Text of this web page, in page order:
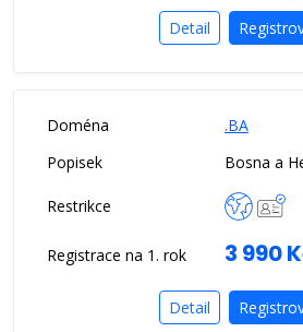
Detail
.BA
Bosna a
3 990
Detail